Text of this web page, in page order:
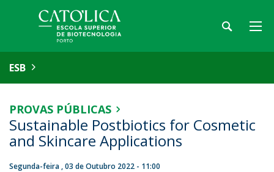
ESB
PROVAS PÚBLICAS
Sustainable Postbiotics for Cosmetic
and Skincare Applications
Segunda-feira , 03 de Outubro 2022 - 11:00